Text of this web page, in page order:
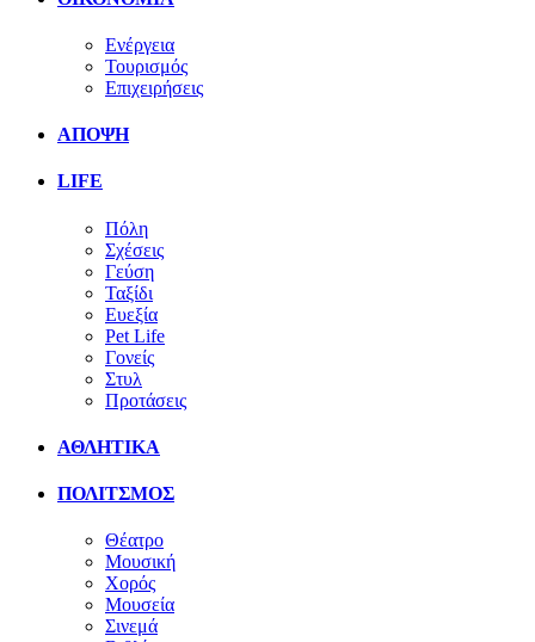
Ενέργεια
Τουρισμός
Επιχειρήσεις
ΑΠΟΨΗ
LIFE
Πόλη
Σχέσεις
Γεύση
Ταξίδι
Ευεξία
Pet Life
Γονείς
Στυλ
Προτάσεις
ΑΘΛΗΤΙΚΑ
ΠΟΛΙΤΣΜΟΣ
Θέατρο
Μουσική
Χορός
Μουσεία
Σινεμά